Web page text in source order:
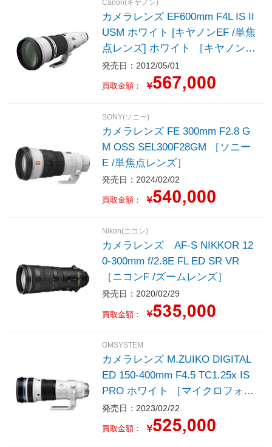
Canon(キヤノン)
カメラレンズ EF600mm F4L IS II
USM ホワイト [キヤノンEF /単焦
点レンズ] ホワイト ［キヤノンE
F /単焦点レンズ］
発売日：2012/05/01
買取金額： ￥
SONY(ソニー)
カメラレンズ FE 300mm F2.8 G
M OSS SEL300F28GM ［ソニー
E /単焦点レンズ］
発売日：2024/02/02
買取金額： ￥
Nikon(ニコン)
カメラレンズ AF-S NIKKOR 12
0-300mm f/2.8E FL ED SR VR
［ニコンF /ズームレンズ］
発売日：2020/02/29
買取金額： ￥
OMSYSTEM
カメラレンズ M.ZUIKO DIGITAL
ED 150-400mm F4.5 TC1.25x IS
PRO ホワイト ［マイクロフォー
サーズ /ズームレンズ］
発売日：2023/02/22
買取金額： ￥